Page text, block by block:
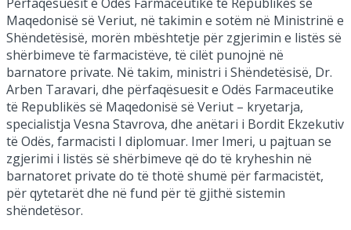
Maqedonisë së Veriut, në takimin e sotëm në Ministrinë e
Shëndetësisë, morën mbështetje për zgjerimin e listës së
shërbimeve të farmacistëve, të cilët punojnë në
barnatore private. Në takim, ministri i Shëndetësisë, Dr.
Arben Taravari, dhe përfaqësuesit e Odës Farmaceutike
të Republikës së Maqedonisë së Veriut – kryetarja,
specialistja Vesna Stavrova, dhe anëtari i Bordit Ekzekutiv
të Odës, farmacisti I diplomuar. Imer Imeri, u pajtuan se
zgjerimi i listës së shërbimeve që do të kryheshin në
barnatoret private do të thotë shumë për farmacistët,
për qytetarët dhe në fund për të gjithë sistemin
shëndetësor.